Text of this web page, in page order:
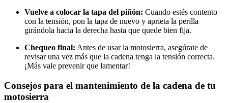
Vuelve a colocar la tapa del piñón: Cuando estés contento
con la tensión, pon la tapa de nuevo y aprieta la perilla
girándola hacia la derecha hasta que quede bien fija.
Chequeo final: Antes de usar la motosierra, asegúrate de
revisar una vez más que la cadena tenga la tensión correcta.
¡Más vale prevenir que lamentar!
Consejos para el mantenimiento de la cadena de tu
motosierra